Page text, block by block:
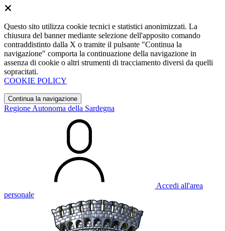
Questo sito utilizza cookie tecnici e statistici anonimizzati. La
chiusura del banner mediante selezione dell'apposito comando
contraddistinto dalla X o tramite il pulsante "Continua la
navigazione" comporta la continuazione della navigazione in
assenza di cookie o altri strumenti di tracciamento diversi da quelli
sopracitati.
COOKIE POLICY
Continua la navigazione
Regione Autonoma della Sardegna
Accedi all'area
personale